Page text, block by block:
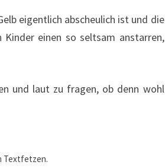
eigentlich abscheulich ist und die
einen so seltsam anstarren,
und laut zu fragen, ob denn wohl
Textfetzen.